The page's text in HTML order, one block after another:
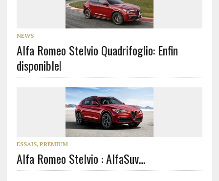
NEWS
Alfa Romeo Stelvio Quadrifoglio: Enfin
disponible!
ESSAIS, PREMIUM
Alfa Romeo Stelvio : AlfaSuv…